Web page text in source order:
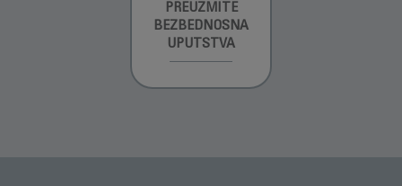
PREUZMITE
BEZBEDNOSNA
UPUTSTVA